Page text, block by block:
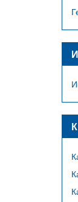
И
К